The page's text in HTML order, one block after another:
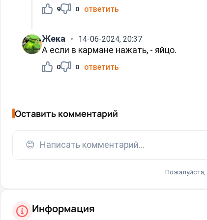
9 0 ответить
Жека 14-06-2024, 20:37
А если в кармане нажать, - яйцо.
0 0 ответить
Оставить комментарий
😊 Написать комментарий...
Пожалуйста,
Информация